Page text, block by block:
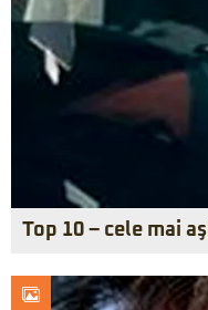
Top 10 – cele mai